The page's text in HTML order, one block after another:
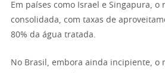
Em países como Israel e Singapura, o
consolidada, com taxas de
80% da água tratada.
No Brasil, embora ainda incipiente, o